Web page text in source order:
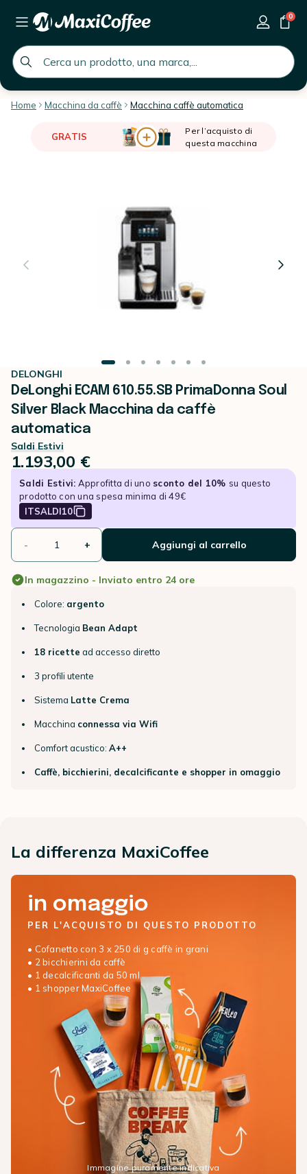
global.search.placeholder
0
Home Macchina da caffè Macchina caffè automatica
GRATIS
Per l’acquisto di
questa macchina
DELONGHI
DeLonghi ECAM 610.55.SB PrimaDonna Soul
Silver Black Macchina da caffè
automatica
Saldi Estivi
1.193,00 €
Saldi Estivi: Approfitta di uno sconto del 10% su questo
prodotto con una spesa minima di 49€
ITSALDI10
- + Aggiungi al carrello
In magazzino - Inviato entro 24 ore
Colore: argento
Tecnologia Bean Adapt
18 ricette ad accesso diretto
3 profili utente
Sistema Latte Crema
Macchina connessa via Wifi
Comfort acustico: A++
Caffè, bicchierini, decalcificante e shopper in omaggio
La differenza MaxiCoffee
in omaggio
PER L'ACQUISTO DI QUESTO PRODOTTO
• Cofanetto con 3 x 250 di g caffè in grani
• 2 bicchierini da caffè
• 1 decalcificanti da 50 ml
• 1 shopper MaxiCoffee
Immagine puramente indicativa